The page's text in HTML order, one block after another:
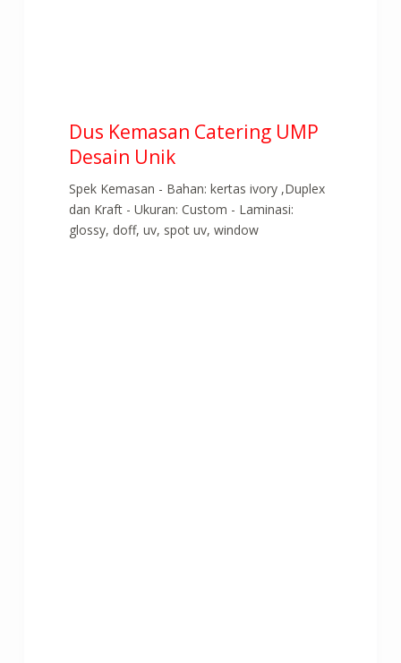
Dus Kemasan Catering UMP
Desain Unik
Spek Kemasan - Bahan: kertas ivory ,Duplex
dan Kraft - Ukuran: Custom - Laminasi:
glossy, doff, uv, spot uv, window